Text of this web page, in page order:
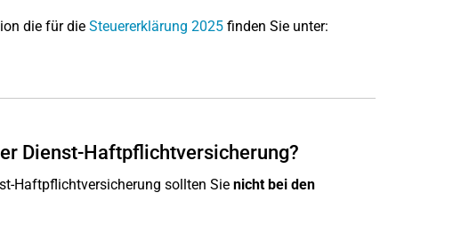
die für die Steuererklärung 2025finden Sie unter:
Dienst-Haftpflichtversicherung?
Haftpflichtversicherung sollten Sienicht bei den